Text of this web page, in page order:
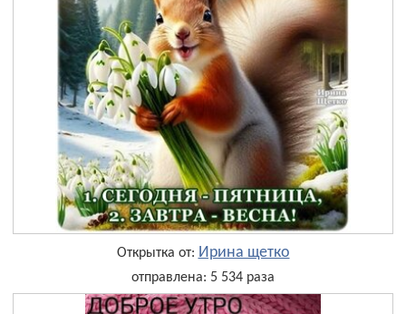
Открытка от: Ирина щетко
отправлена: 5 534 раза